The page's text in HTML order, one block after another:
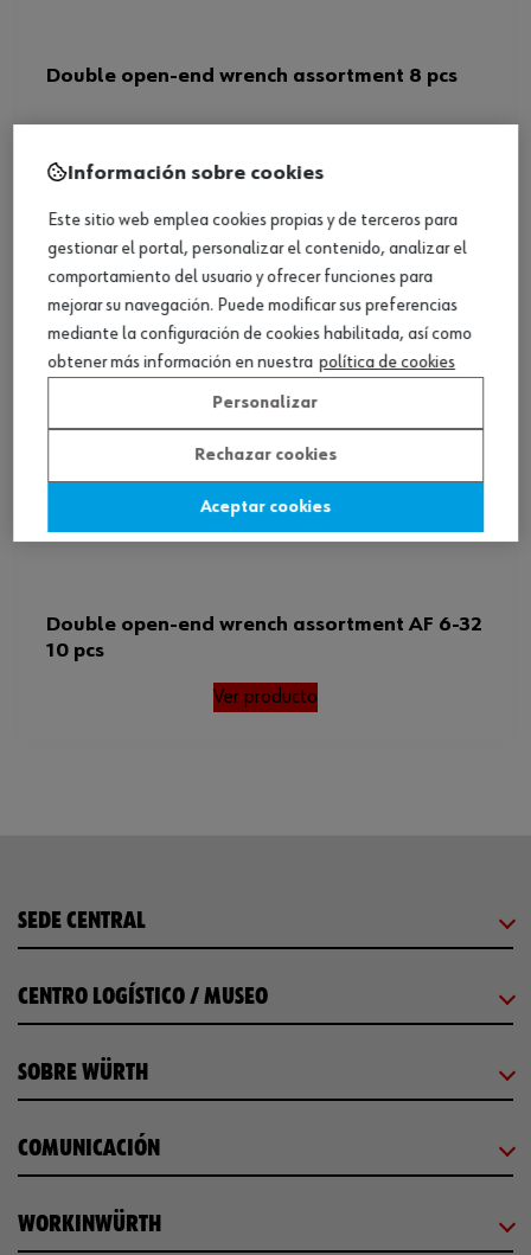
Double open-end wrench assortment 8 pcs
Double open-end wrench assortment AF 6-32
10 pcs
Ver producto
SEDE CENTRAL
CENTRO LOGÍSTICO / MUSEO
SOBRE WÜRTH
COMUNICACIÓN
WORKINWÜRTH
Información sobre cookies
Este sitio web emplea cookies propias y de terceros para
gestionar el portal, personalizar el contenido, analizar el
comportamiento del usuario y ofrecer funciones para
mejorar su navegación. Puede modificar sus preferencias
mediante la configuración de cookies habilitada, así como
obtener más información en nuestra política de cookies
Personalizar
Rechazar cookies
Aceptar cookies